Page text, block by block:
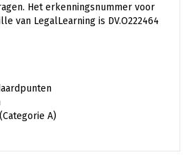
Het erkenningsnummer voor
van LegalLearning is DV.O222464
A)